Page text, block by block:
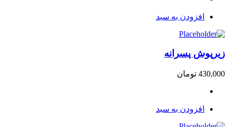
افزودن به سبد
زیرپوش پسرانه
430,000 تومان
افزودن به سبد